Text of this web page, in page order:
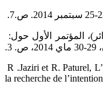
R .Jaziri et R. Paturel,
la recherche de